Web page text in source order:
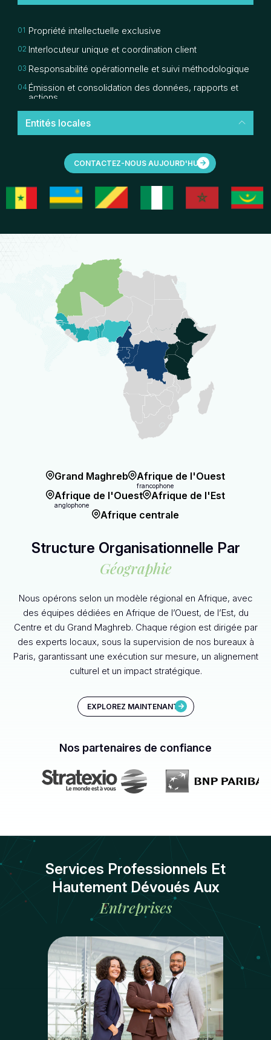
Propriété intellectuelle exclusive
Interlocuteur unique et coordination client
Responsabilité opérationnelle et suivi méthodologique
Émission et consolidation des données, rapports et
actions
Garantie de cohérence et de qualité des services
Veille continue et restitution consolidée
Stratégie d’expansion dans la durée
Structure légère, agile et dynamique
Entités locales
CONTACTEZ-NOUS AUJOURD'HUI
Structure Organisationnelle Par
Géographie
Nous opérons selon un modèle régional en Afrique, avec
des équipes dédiées en Afrique de l’Ouest, de l’Est, du
Centre et du Grand Maghreb. Chaque région est dirigée par
des experts locaux, sous la supervision de nos bureaux à
Paris, garantissant une exécution sur mesure, un alignement
culturel et un impact stratégique.
EXPLOREZ MAINTENANT
Grand Maghreb Afrique de l'Ouest
francophone
Afrique de l'Ouest
anglophone
Afrique de l'Est
Afrique centrale
Nos partenaires de confiance
Services Professionnels Et
Hautement Dévoués Aux
Entreprises